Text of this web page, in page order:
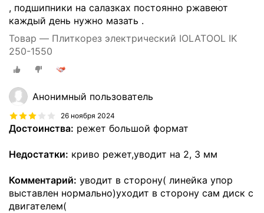
, подшипники на салазках постоянно ржавеют
каждый день нужно мазать .
Товар — Плиткорез электрический IOLATOOL IK
250-1550
Анонимный пользователь
26 ноября 2024
Достоинства: режет большой формат
Недостатки: криво режет,уводит на 2, 3 мм
Комментарий: уводит в сторону( линейка упор
выставлен нормально)уходит в сторону сам диск с
двигателем(